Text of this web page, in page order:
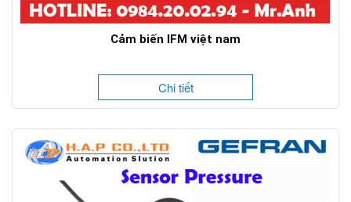
Cảm biến IFM việt nam
Chi tiết